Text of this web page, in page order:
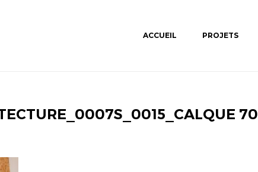
ACCUEIL PROJETS
70